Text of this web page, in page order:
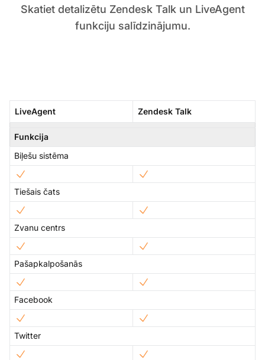
Skatiet detalizētu Zendesk Talk un LiveAgent
funkciju salīdzinājumu.
LiveAgent Zendesk Talk
Funkcija
Biļešu sistēma
Tiešais čats
Zvanu centrs
Pašapkalpošanās
Facebook
Twitter